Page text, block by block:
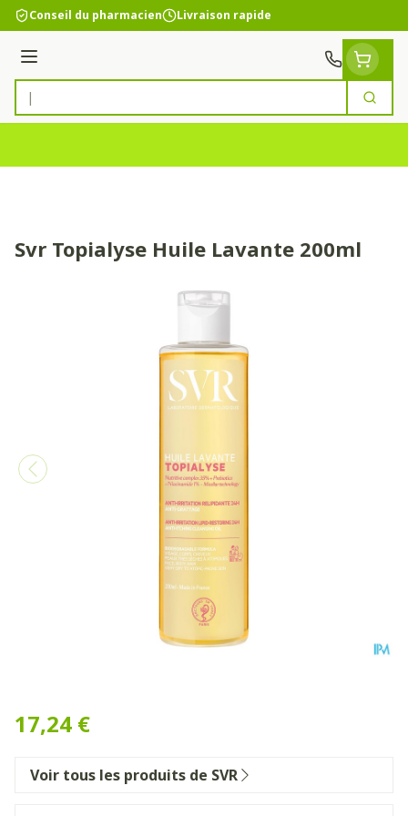
Aller au contenu
Conseil du pharmacien Livraison rapide
Menu
Rechercher
Svr Topialyse Huile Lavante 200ml
17,24 €
Voir tous les produits de SVR